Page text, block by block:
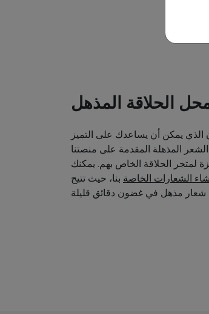
الحلاقة المذهل
يمكن أن يساعدك على التميز
المذهلة المقدمة على منصتنا
لمتجر الحلاقة الخاص بهم. يمكنك
الشعارات الخاصة بنا، حيث تتيح
شعار مذهل في غضون دقائق قليلة